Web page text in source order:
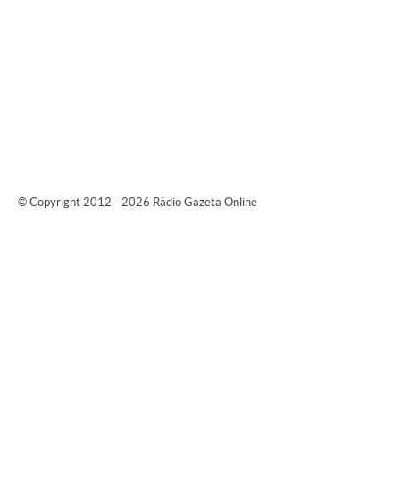
© Copyright 2012 - 2026 Rádio Gazeta Online